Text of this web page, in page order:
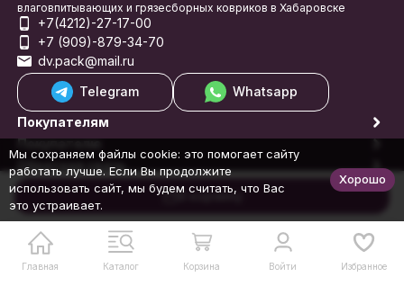
В корзину
Главная Каталог Корзина Войти Избранное
влаговпитывающих и грязесборных ковриков в Хабаровске
+7(4212)-27-17-00
+7 (909)-879-34-70
dv.pack@mail.ru
Telegram
Whatsapp
Покупателям
Покупателю
Обратная связь
© 1998-2026 Еврогифт
Мы сохраняем файлы cookie: это помогает сайту
работать лучше. Если Вы продолжите
использовать сайт, мы будем считать, что Вас
это устраивает.
Хорошо